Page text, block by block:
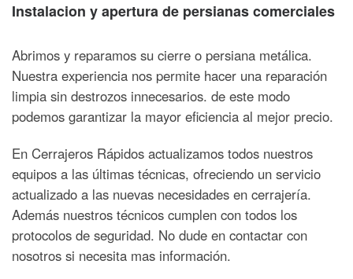
Instalacion y apertura de persianas comerciales
Abrimos y reparamos su cierre o persiana metálica.
Nuestra experiencia nos permite hacer una reparación
limpia sin destrozos innecesarios. de este modo
podemos garantizar la mayor eficiencia al mejor precio.
En Cerrajeros Rápidos actualizamos todos nuestros
equipos a las últimas técnicas, ofreciendo un servicio
actualizado a las nuevas necesidades en cerrajería.
Además nuestros técnicos cumplen con todos los
protocolos de seguridad. No dude en contactar con
nosotros si necesita mas información.